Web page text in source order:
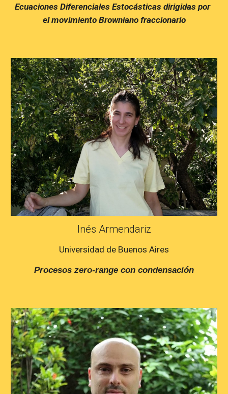
Ecuaciones Diferenciales Estocásticas dirigidas por
el movimiento Browniano fraccionario
Inés Armendariz
Universidad de Buenos Aires
Procesos zero-range con condensación